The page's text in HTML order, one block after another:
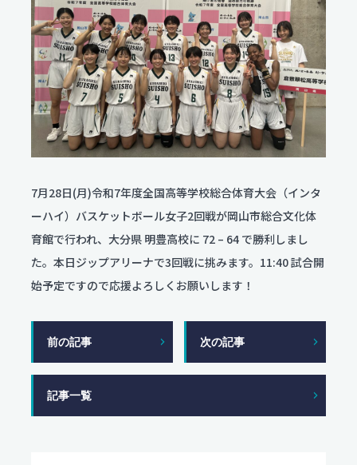
会計マネジメントコース
情報プログラミングコース
生活科学科
服飾コーディネートコース
食物クリエイトコース
保育デザインコース
看護科
専攻科（専攻科課程）
部活動ニュース
受験生のみなさまへ
オープンスクール・入試情報
今後のスケジュール
資料請求
お知らせ
翠松ニュース
在校生・保護者のみなさま
部活動ニュース
お問い合わせ
各種証明書発行
資料請求
よくある質問
学校評価
学校施設耐震化への取り組み状況
教職員募集
7月28日(月)令和7年度全国高等学校総合体育大会（インタ
ーハイ）バスケットボール女子2回戦が岡山市総合文化体
育館で行われ、大分県 明豊高校に 72 – 64 で勝利しまし
た。本日ジップアリーナで3回戦に挑みます。11:40 試合開
始予定ですので応援よろしくお願いします！
前の記事 次の記事
記事一覧